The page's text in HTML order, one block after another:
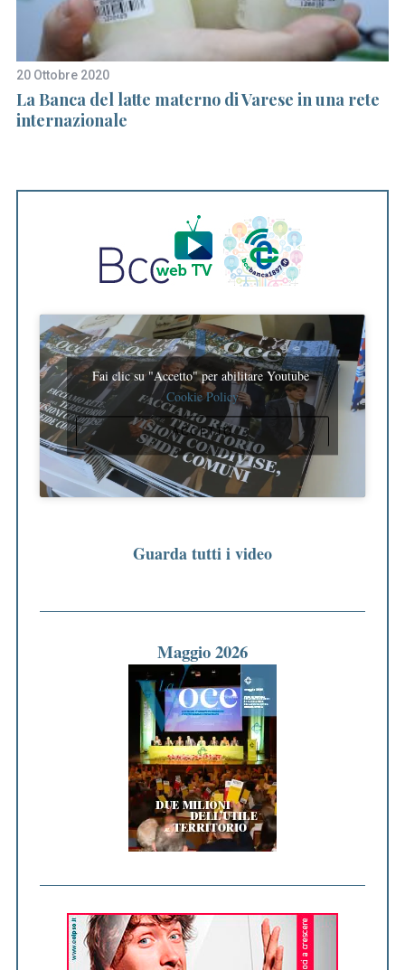
20 Ottobre 2020
La Banca del latte materno di Varese in una rete
internazionale
Fai clic su "Accetto" per abilitare Youtube
Cookie Policy
ACCETTO
Guarda tutti i video
Maggio 2026